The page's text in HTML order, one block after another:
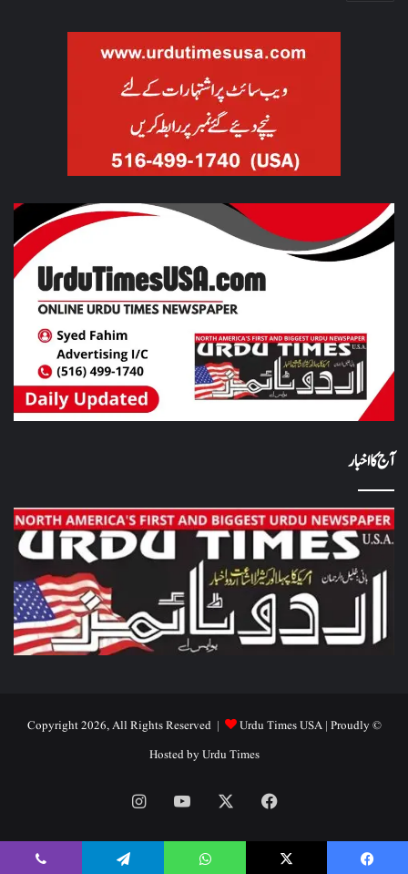
آج کا اخبار
© Copyright 2026, All Rights Reserved |
Urdu Times USA| Proudly
Hosted byUrdu Times
Facebook
YouTube